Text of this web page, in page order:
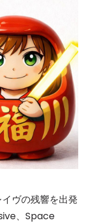
ヴの残響を出発
、Space